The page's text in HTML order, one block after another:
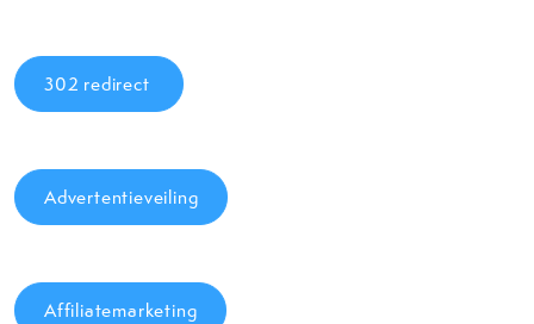
302 redirect
Advertentieveiling
Affiliatemarketing